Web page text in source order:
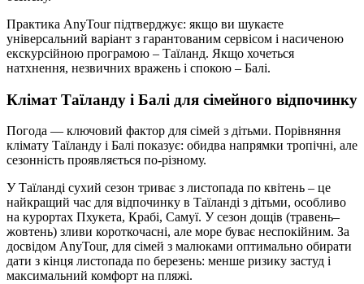
Практика AnyTour підтверджує: якщо ви шукаєте
універсальний варіант з гарантованим сервісом і насиченою
екскурсійною програмою – Таїланд. Якщо хочеться
натхнення, незвичних вражень і спокою – Балі.
Клімат Таїланду і Балі для сімейного відпочинку
Погода — ключовий фактор для сімей з дітьми. Порівняння
клімату Таїланду і Балі показує: обидва напрямки тропічні, але
сезонність проявляється по-різному.
У Таїланді сухий сезон триває з листопада по квітень – це
найкращий час для відпочинку в Таїланді з дітьми, особливо
на курортах Пхукета, Крабі, Самуї. У сезон дощів (травень–
жовтень) зливи короткочасні, але море буває неспокійним. За
досвідом AnyTour, для сімей з малюками оптимально обирати
дати з кінця листопада по березень: менше ризику застуд і
максимальний комфорт на пляжі.